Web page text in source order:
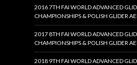
2016 7TH FAI WORLD ADVANCED
CHAMPIONSHIPS & POLISH GLIDER
2017 8TH FAI WORLD ADVANCED
CHAMPIONSHIPS & POLISH GLIDER
2018 9TH FAI WORLD ADVANCED